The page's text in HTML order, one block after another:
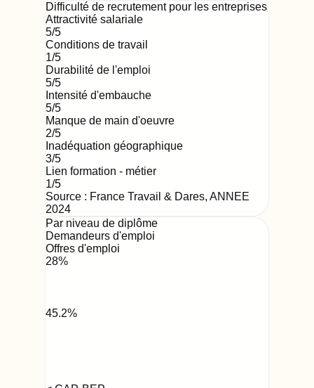
Difficulté de recrutement pour les entreprises
Attractivité salariale
5/5
Conditions de travail
1/5
Durabilité de l'emploi
5/5
Intensité d'embauche
5/5
Manque de main d'oeuvre
2/5
Inadéquation géographique
3/5
Lien formation - métier
1/5
Source : France Travail & Dares, ANNEE
2024
Par niveau de diplôme
Demandeurs d'emploi
Offres d'emploi
28%
45.2%